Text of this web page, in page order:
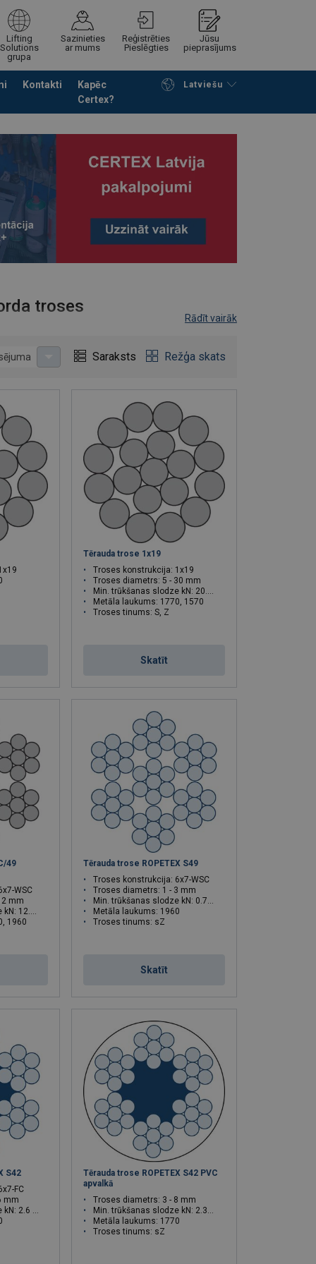
Lifting
Solutions
grupa
Sazinieties
ar mums
Reģistrēties
Pieslēgties
Jūsu
pieprasījums
Kontakti
Kapēc
Certex?
Latviešu
Noformēt piedāvājuma pieprasījumu
troses
tērauda stieplēm, celtņa troses, veikborda
pat specifiskām pretrotācijas, kompaktētām
izgatavosim cilpu un pievienosim nepieciešamo
klāstā pieejama arī trošu eļļošana.
arī tērauda trošu izmantošanu un uzturēšanu Jūs
tās kalpošanas laiku!
Rādīt vairāk
Saraksts Režģa skats
Tērauda trose 1x19
Troses konstrukcija: 1x19
Troses diametrs: 5 - 30 mm
Min. trūkšanas slodze kN: 20.6 - 743
Metāla laukums: 1770, 1570
Troses tinums: S, Z
Skatīt
49
WSC
mm
- 110
1960
Tērauda trose ROPETEX S49
Troses konstrukcija: 6x7-WSC
Troses diametrs: 1 - 3 mm
Min. trūkšanas slodze kN: 0.76 - 6.84
Metāla laukums: 1960
Troses tinums: sZ
Skatīt
S42
FC
mm
- 23.4
Tērauda trose ROPETEX S42 PVC
apvalkā
Troses diametrs: 3 - 8 mm
Min. trūkšanas slodze kN: 2.35 - 21.2
Metāla laukums: 1770
Troses tinums: sZ